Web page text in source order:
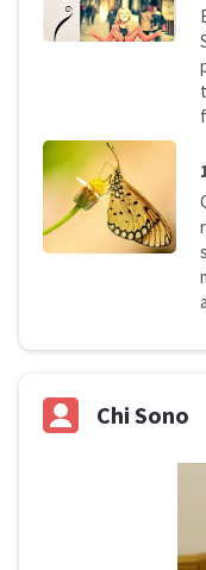
Chi Sono